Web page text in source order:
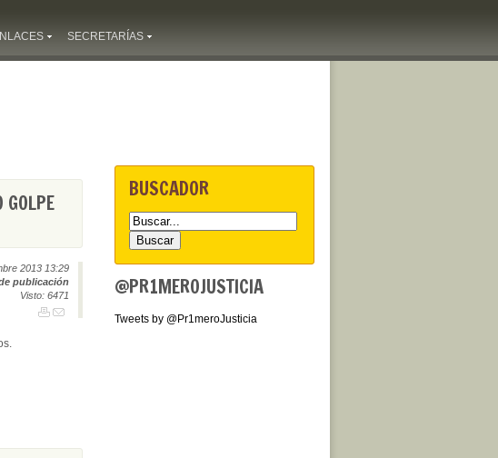
SECRETARÍAS
GOLPE
2013 13:29
publicación
Visto: 6471
BUSCADOR
@PR1MEROJUSTICIA
Tweets by @Pr1meroJusticia